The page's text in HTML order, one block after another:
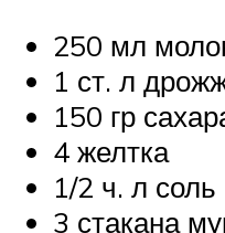
250 мл
1 ст. л
150 гр
4 желтка
1/2 ч. л соль
3 стакана